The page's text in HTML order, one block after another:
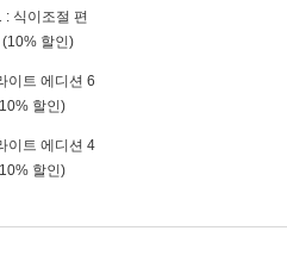
: 식이조절 편
(10% 할인)
이트 에디션 6
할인)
이트 에디션 4
할인)